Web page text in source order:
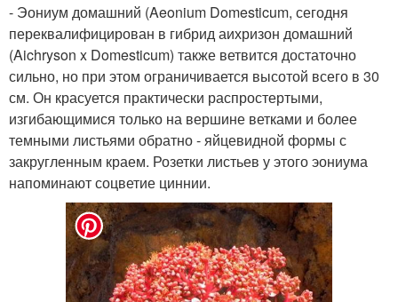
- Эониум домашний (Aeonium Domesticum, сегодня
переквалифицирован в гибрид аихризон домашний
(Aichryson x Domesticum) также ветвится достаточно
сильно, но при этом ограничивается высотой всего в 30
см. Он красуется практически распростертыми,
изгибающимися только на вершине ветками и более
темными листьями обратно - яйцевидной формы с
закругленным краем. Розетки листьев у этого эониума
напоминают соцветие циннии.